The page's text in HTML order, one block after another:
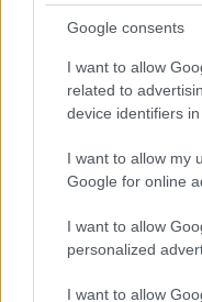
Google consents
I want to allow
related to
device identifiers in
I want to allow my
Google for online
I want to allow
personalized
I want to allow
#Etniciteti
#Eduardo Kobra